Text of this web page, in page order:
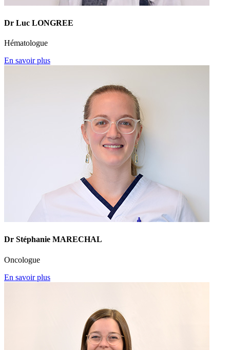
Dr Luc LONGREE
Hématologue
En savoir plus
Dr Stéphanie MARECHAL
Oncologue
En savoir plus